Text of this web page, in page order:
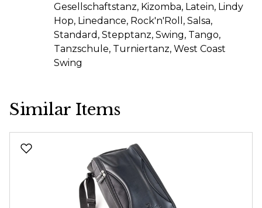
Gesellschaftstanz, Kizomba, Latein, Lindy
Hop, Linedance, Rock'n'Roll , Salsa,
Standard , Stepptanz, Swing, Tango,
Tanzschule, Turniertanz, West Coast
Swing
Similar Items